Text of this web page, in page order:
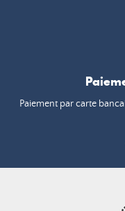
Paiement par carte